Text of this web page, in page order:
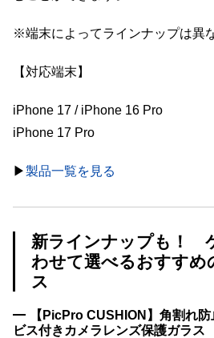
※端末によってラインナップは異
【対応端末】
iPhone 17 / iPhone 16 Pro
iPhone 17 Pro
▶︎製品一覧を見る
新ラインナップも！
わせて選べるおすすめ
ス
【PicPro CUSHION】角割れ
ビス付きカメラレンズ保護ガラス